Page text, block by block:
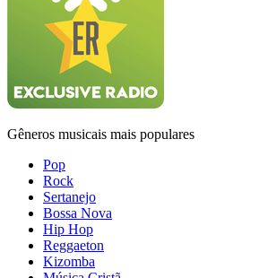
Gêneros musicais mais populares
Pop
Rock
Sertanejo
Bossa Nova
Hip Hop
Reggaeton
Kizomba